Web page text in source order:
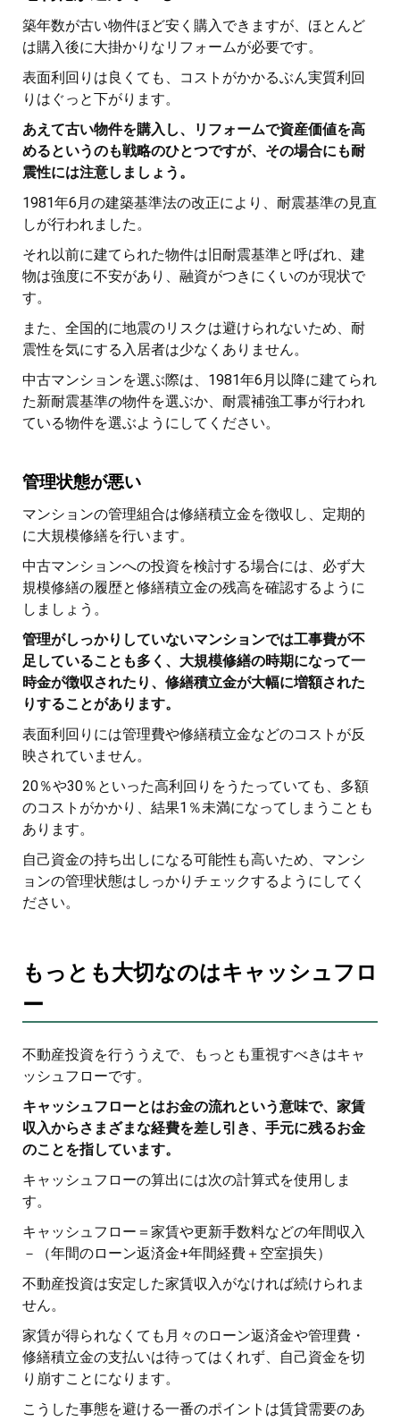
築年数が古い物件ほど安く購入できますが、ほとんど
は購入後に大掛かりなリフォームが必要です。
表面利回りは良くても、コストがかかるぶん実質利回
りはぐっと下がります。
あえて古い物件を購入し、リフォームで資産価値を高
めるというのも戦略のひとつですが、その場合にも耐
震性には注意しましょう。
1981年6月の建築基準法の改正により、耐震基準の見直
しが行われました。
それ以前に建てられた物件は旧耐震基準と呼ばれ、建
物は強度に不安があり、融資がつきにくいのが現状で
す。
また、全国的に地震のリスクは避けられないため、耐
震性を気にする入居者は少なくありません。
中古マンションを選ぶ際は、1981年6月以降に建てられ
た新耐震基準の物件を選ぶか、耐震補強工事が行われ
ている物件を選ぶようにしてください。
管理状態が悪い
マンションの管理組合は修繕積立金を徴収し、定期的
に大規模修繕を行います。
中古マンションへの投資を検討する場合には、必ず大
規模修繕の履歴と修繕積立金の残高を確認するように
しましょう。
管理がしっかりしていないマンションでは工事費が不
足していることも多く、大規模修繕の時期になって一
時金が徴収されたり、修繕積立金が大幅に増額された
りすることがあります。
表面利回りには管理費や修繕積立金などのコストが反
映されていません。
20％や30％といった高利回りをうたっていても、多額
のコストがかかり、結果1％未満になってしまうことも
あります。
自己資金の持ち出しになる可能性も高いため、マンシ
ョンの管理状態はしっかりチェックするようにしてく
ださい。
もっとも大切なのはキャッシュフロ
ー
不動産投資を行ううえで、もっとも重視すべきはキャ
ッシュフローです。
キャッシュフローとはお金の流れという意味で、家賃
収入からさまざまな経費を差し引き、手元に残るお金
のことを指しています。
キャッシュフローの算出には次の計算式を使用しま
す。
キャッシュフロー＝家賃や更新手数料などの年間収入
－（年間のローン返済金+年間経費＋空室損失）
不動産投資は安定した家賃収入がなければ続けられま
せん。
家賃が得られなくても月々のローン返済金や管理費・
修繕積立金の支払いは待ってはくれず、自己資金を切
り崩すことになります。
こうした事態を避ける一番のポイントは賃貸需要のあ